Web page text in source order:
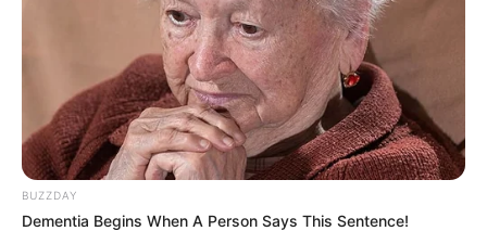
BUZZDAY
Dementia Begins When A Person Says This Sentence!